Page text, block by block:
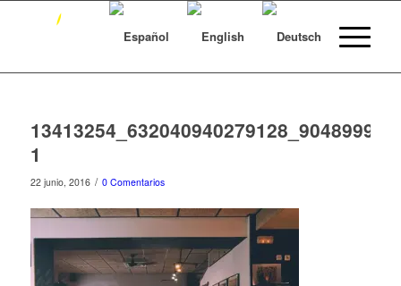
1
22 junio, 2016 / 0 Comentarios